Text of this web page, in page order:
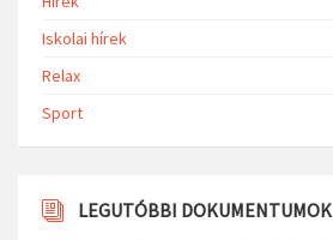
Iskolai hírek
Relax
Sport
LEGUTÓBBI DOKUMENTUMOK